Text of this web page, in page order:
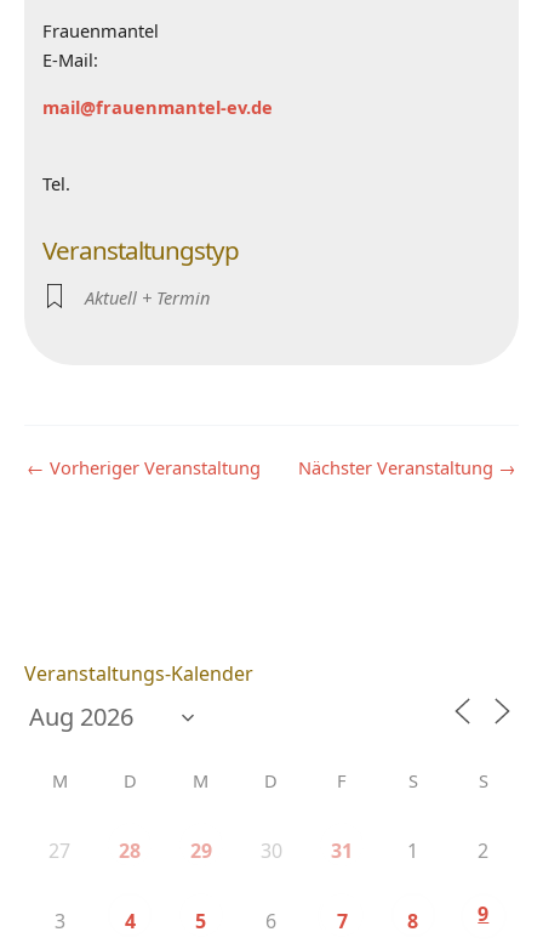
Frauenmantel
E-Mail:
mail@frauenmantel-ev.de
Tel.
Veranstaltungstyp
Aktuell + Termin
← Vorheriger Veranstaltung Nächster Veranstaltung →
Veranstaltungs-Kalender
M D M D F S S
27 28 29 30 31 1 2
3 4 5 6 7 8 9